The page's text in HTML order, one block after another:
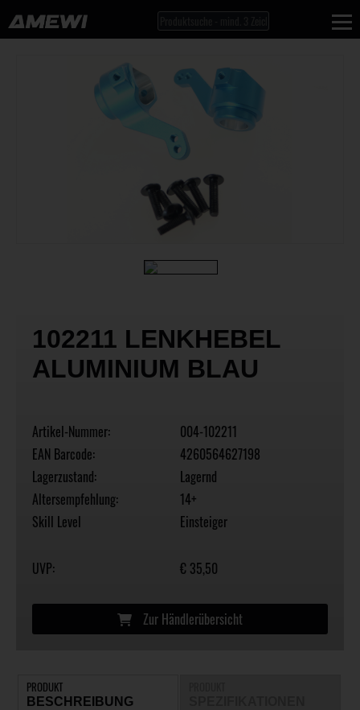
102211 LENKHEBEL
ALUMINIUM BLAU
Artikel-Nummer:
004-102211
EAN Barcode:
4260564627198
Lagerzustand:
Lagernd
Altersempfehlung:
14+
Skill Level
Einsteiger
UVP: € 35,50
Zur Händlerübersicht
PRODUKT
BESCHREIBUNG